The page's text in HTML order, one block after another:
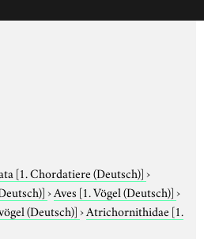
[1. Chordatiere (Deutsch)]›
›Aves [1. Vögel (Deutsch)]›
(Deutsch)]›Atrichornithidae [1.